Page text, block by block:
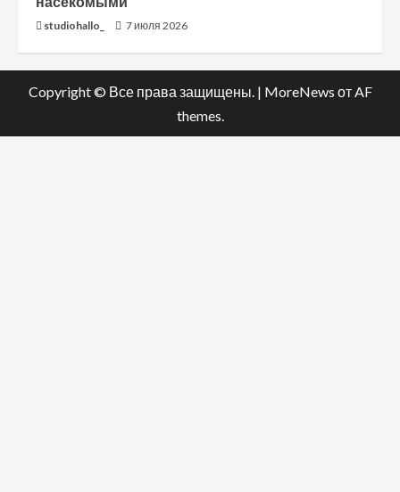
studiohallo_ 7 июля 2026
Copyright © Все права защищены. | MoreNews от AF
themes.